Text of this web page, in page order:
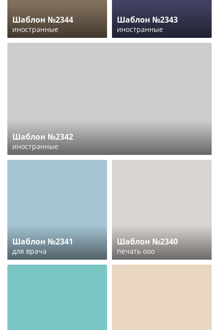
Шаблон №2344
иностранные
Шаблон №2343
иностранные
Шаблон №2342
иностранные
Шаблон №2341
для врача
Шаблон №2340
печать ооо